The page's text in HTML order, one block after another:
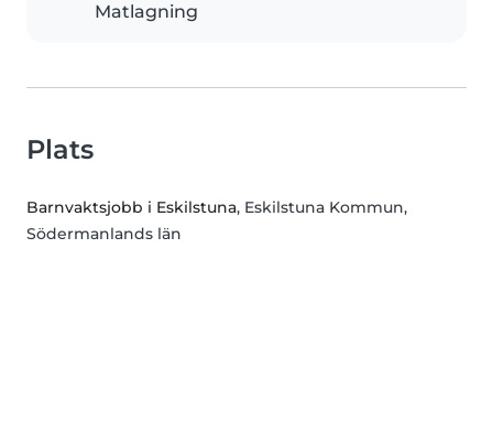
Matlagning
Plats
Barnvaktsjobb i Eskilstuna, Eskilstuna Kommun,
Södermanlands län